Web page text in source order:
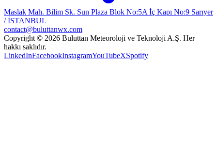
Maslak Mah. Bilim Sk. Sun Plaza Blok No:5A İç Kapı No:9 Sarıyer
/ İSTANBUL
contact@buluttanwx.com
Copyright © 2026 Buluttan Meteoroloji ve Teknoloji A.Ş. Her
hakkı saklıdır.
LinkedInFacebookInstagramYouTubeXSpotify